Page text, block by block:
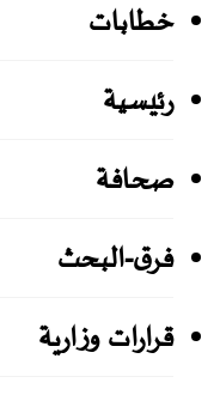
خطابات
رئيسية
صحافة
فرق-البحث
قرارات وزارية